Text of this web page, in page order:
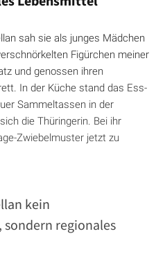
sah sie als junges Mädchen
Figürchen meiner
und genossen ihren
In der Küche stand das Ess-
Sammeltassen in der
die Thüringerin. Bei ihr
Zwiebelmuster jetzt zu
kein
sondern regionales